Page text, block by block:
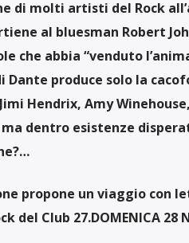
di molti artisti del Rock
al bluesman Robert
che abbia “venduto
Dante produce solo la
Hendrix, Amy
dentro esistenze
propone un viaggio con
del Club 27.DOMENICA 28